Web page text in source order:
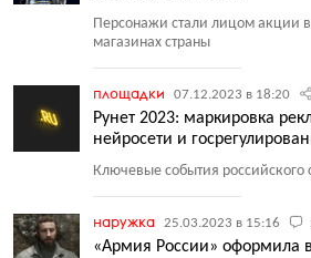
Персонажи стали лицом акции
магазинах страны
площадки 07.12.2023 в 18:20
Рунет 2023: маркировка
нейросети и
Ключевые события российского
наружка 25.03.2023 в 15:16
«Армия России» оформила